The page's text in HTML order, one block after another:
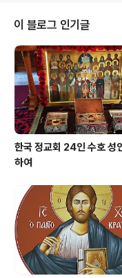
무도 그 병을 고치지 못했다. 그
환상(vision)이 보였고, 그것을
(養蜂業者, bee-keeper: 벌
는 사람)의 딸이 자신을 낫게 할
여인이 바로 리아잔(Ryazan)
이 블로그 인기글
한국 정교회 24인 수호 성
하여